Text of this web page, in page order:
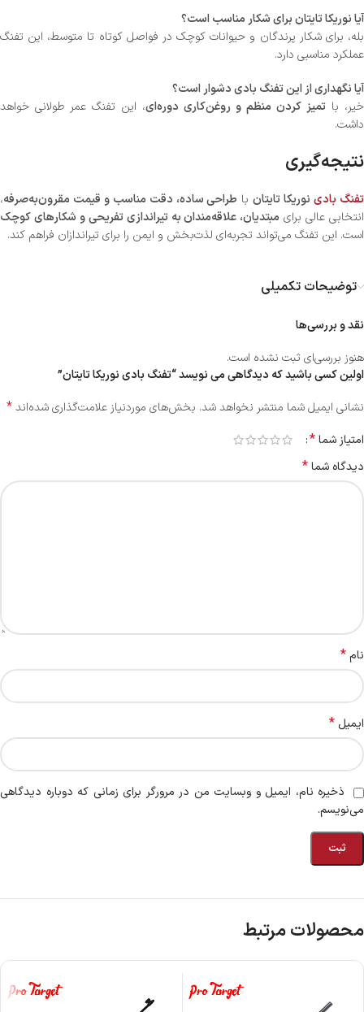
آیا نوریکا تایتان برای شکار مناسب است؟
بله، برای شکار پرندگان و حیوانات کوچک در فواصل کوتاه تا متوسط، این تفنگ
عملکرد مناسبی دارد.
آیا نگهداری از این تفنگ بادی دشوار است؟
خیر، با تمیز کردن منظم و روغن‌کاری دوره‌ای، این تفنگ عمر طولانی خواهد
داشت.
نتیجه‌گیری
تفنگ بادینوریکا تایتانبا طراحی ساده، دقت مناسب و قیمت مقرون‌به‌صرفه،
انتخابی عالی برای مبتدیان، علاقه‌مندان به تیراندازی تفریحی و شکارهای کوچک
است. این تفنگ می‌تواند تجربه‌ای لذت‌بخش و ایمن را برای تیراندازان فراهم کند.
توضیحات تکمیلی
نقد و بررسی‌ها
هنوز بررسی‌ای ثبت نشده است.
اولین کسی باشید که دیدگاهی می نویسد “تفنگ بادی نوریکا تایتان”
نشانی ایمیل شما منتشر نخواهد شد. بخش‌های موردنیاز علامت‌گذاری شده‌اند*
امتیاز شما*
دیدگاه شما*
نام*
ایمیل *
ذخیره نام، ایمیل و وبسایت من در مرورگر برای زمانی که دوباره دیدگاهی
می‌نویسم.
محصولات مرتبط